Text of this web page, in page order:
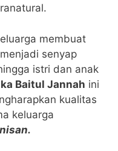
membuat
senyap
istri dan anak
Baitul Jannah ini
kualitas
keluarga